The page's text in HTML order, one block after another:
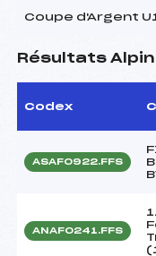
Coupe d'Argent
Résultats
Codex
ASAF0922.FFS
ANAF0241.FFS